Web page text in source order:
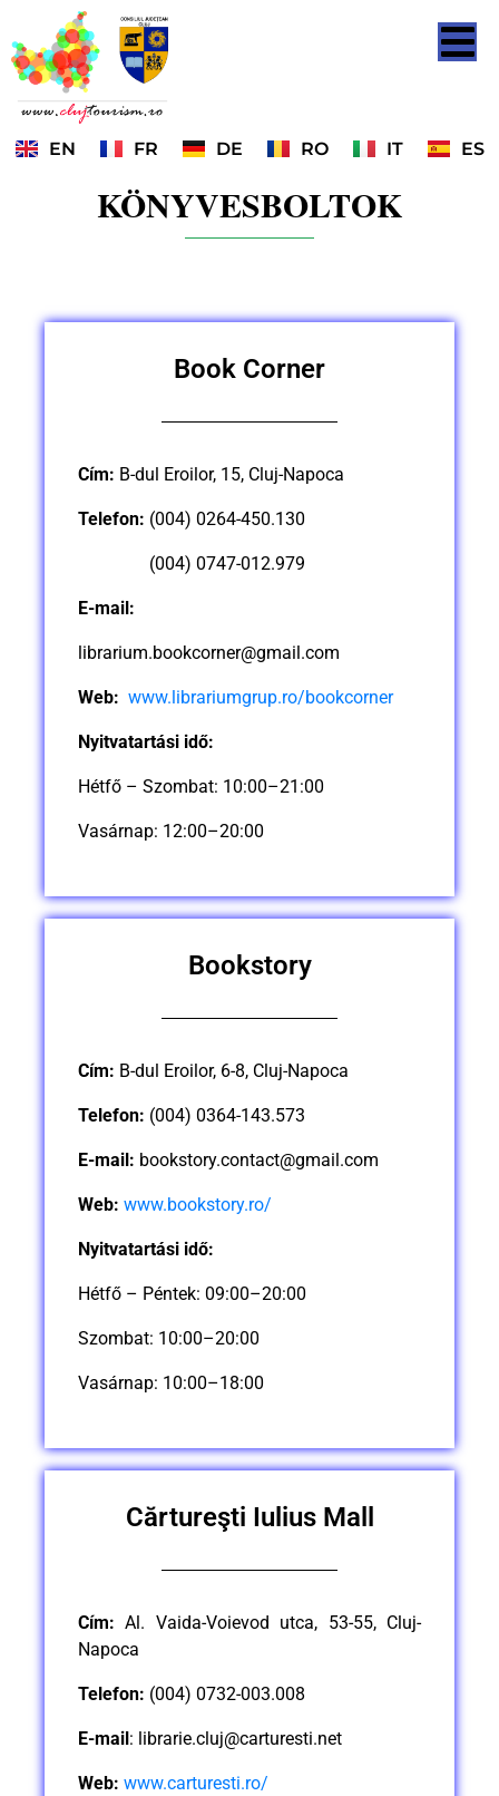
EN FR DE RO IT ES
KÖNYVESBOLTOK
Book Corner
Cím: B-dul Eroilor, 15, Cluj-Napoca
Telefon: (004) 0264-450.130
(004) 0747-012.979
E-mail:
librarium.bookcorner@gmail.com
Web: www.librariumgrup.ro/bookcorner
Nyitvatartási idő:
Hétfő – Szombat: 10:00–21:00
Vasárnap: 12:00–20:00
Bookstory
Cím: B-dul Eroilor, 6-8, Cluj-Napoca
Telefon: (004) 0364-143.573
E-mail: bookstory.contact@gmail.com
Web: www.bookstory.ro/
Nyitvatartási idő:
Hétfő – Péntek: 09:00–20:00
Szombat: 10:00–20:00
Vasárnap: 10:00–18:00
Cărtureşti Iulius Mall
Cím: Al. Vaida-Voievod utca, 53-55, Cluj-
Napoca
Telefon: (004) 0732-003.008
E-mail : librarie.cluj@carturesti.net
Web: www.carturesti.ro/